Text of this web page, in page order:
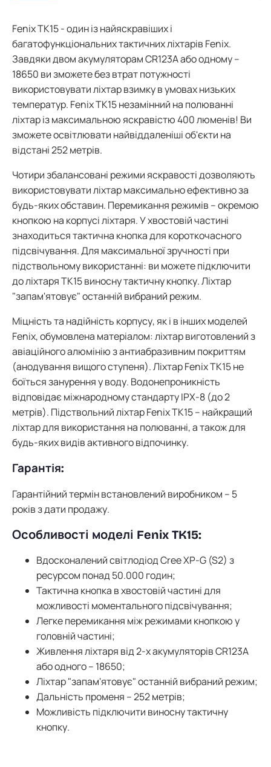
Fenix TK15 - один із найяскравіших і
багатофункціональних тактичних ліхтарів Fenix.
Завдяки двом акумуляторам CR123A або одному –
18650 ви зможете без втрат потужності
використовувати ліхтар взимку в умовах низьких
температур. Fenix TK15 незамінний на полюванні
ліхтар із максимальною яскравістю 400 люменів! Ви
зможете освітлювати найвіддаленіші об'єкти на
відстані 252 метрів.
Чотири збалансовані режими яскравості дозволяють
використовувати ліхтар максимально ефективно за
будь-яких обставин. Перемикання режимів – окремою
кнопкою на корпусі ліхтаря. У хвостовій частині
знаходиться тактична кнопка для короткочасного
підсвічування. Для максимальної зручності при
підствольному використанні: ви можете підключити
до ліхтаря TK15 виносну тактичну кнопку. Ліхтар
"запам'ятовує" останній вибраний режим.
Міцність та надійність корпусу, як і в інших моделей
Fenix, обумовлена матеріалом: ліхтар виготовлений з
авіаційного алюмінію з антиабразивним покриттям
(анодування вищого ступеня). Ліхтар Fenix TK15 не
боїться занурення у воду. Водонепроникність
відповідає міжнародному стандарту IPX-8 (до 2
метрів). Підствольний ліхтар Fenix TK15 – найкращий
ліхтар для використання на полюванні, а також для
будь-яких видів активного відпочинку.
Гарантія:
Гарантійний термін встановлений виробником – 5
років з дати продажу.
Особливості моделі Fenix TK15:
Вдосконалений світлодіод Cree XР-G (S2) з
ресурсом понад 50.000 годин;
Тактична кнопка в хвостовій частині для
можливості моментального підсвічування;
Легке перемикання між режимами кнопкою у
головній частині;
Живлення ліхтаря від 2-х акумуляторів CR123A
або одного – 18650;
Ліхтар "запам'ятовує" останній вибраний режим;
Дальність променя – 252 метрів;
Можливість підключити виносну тактичну
кнопку.